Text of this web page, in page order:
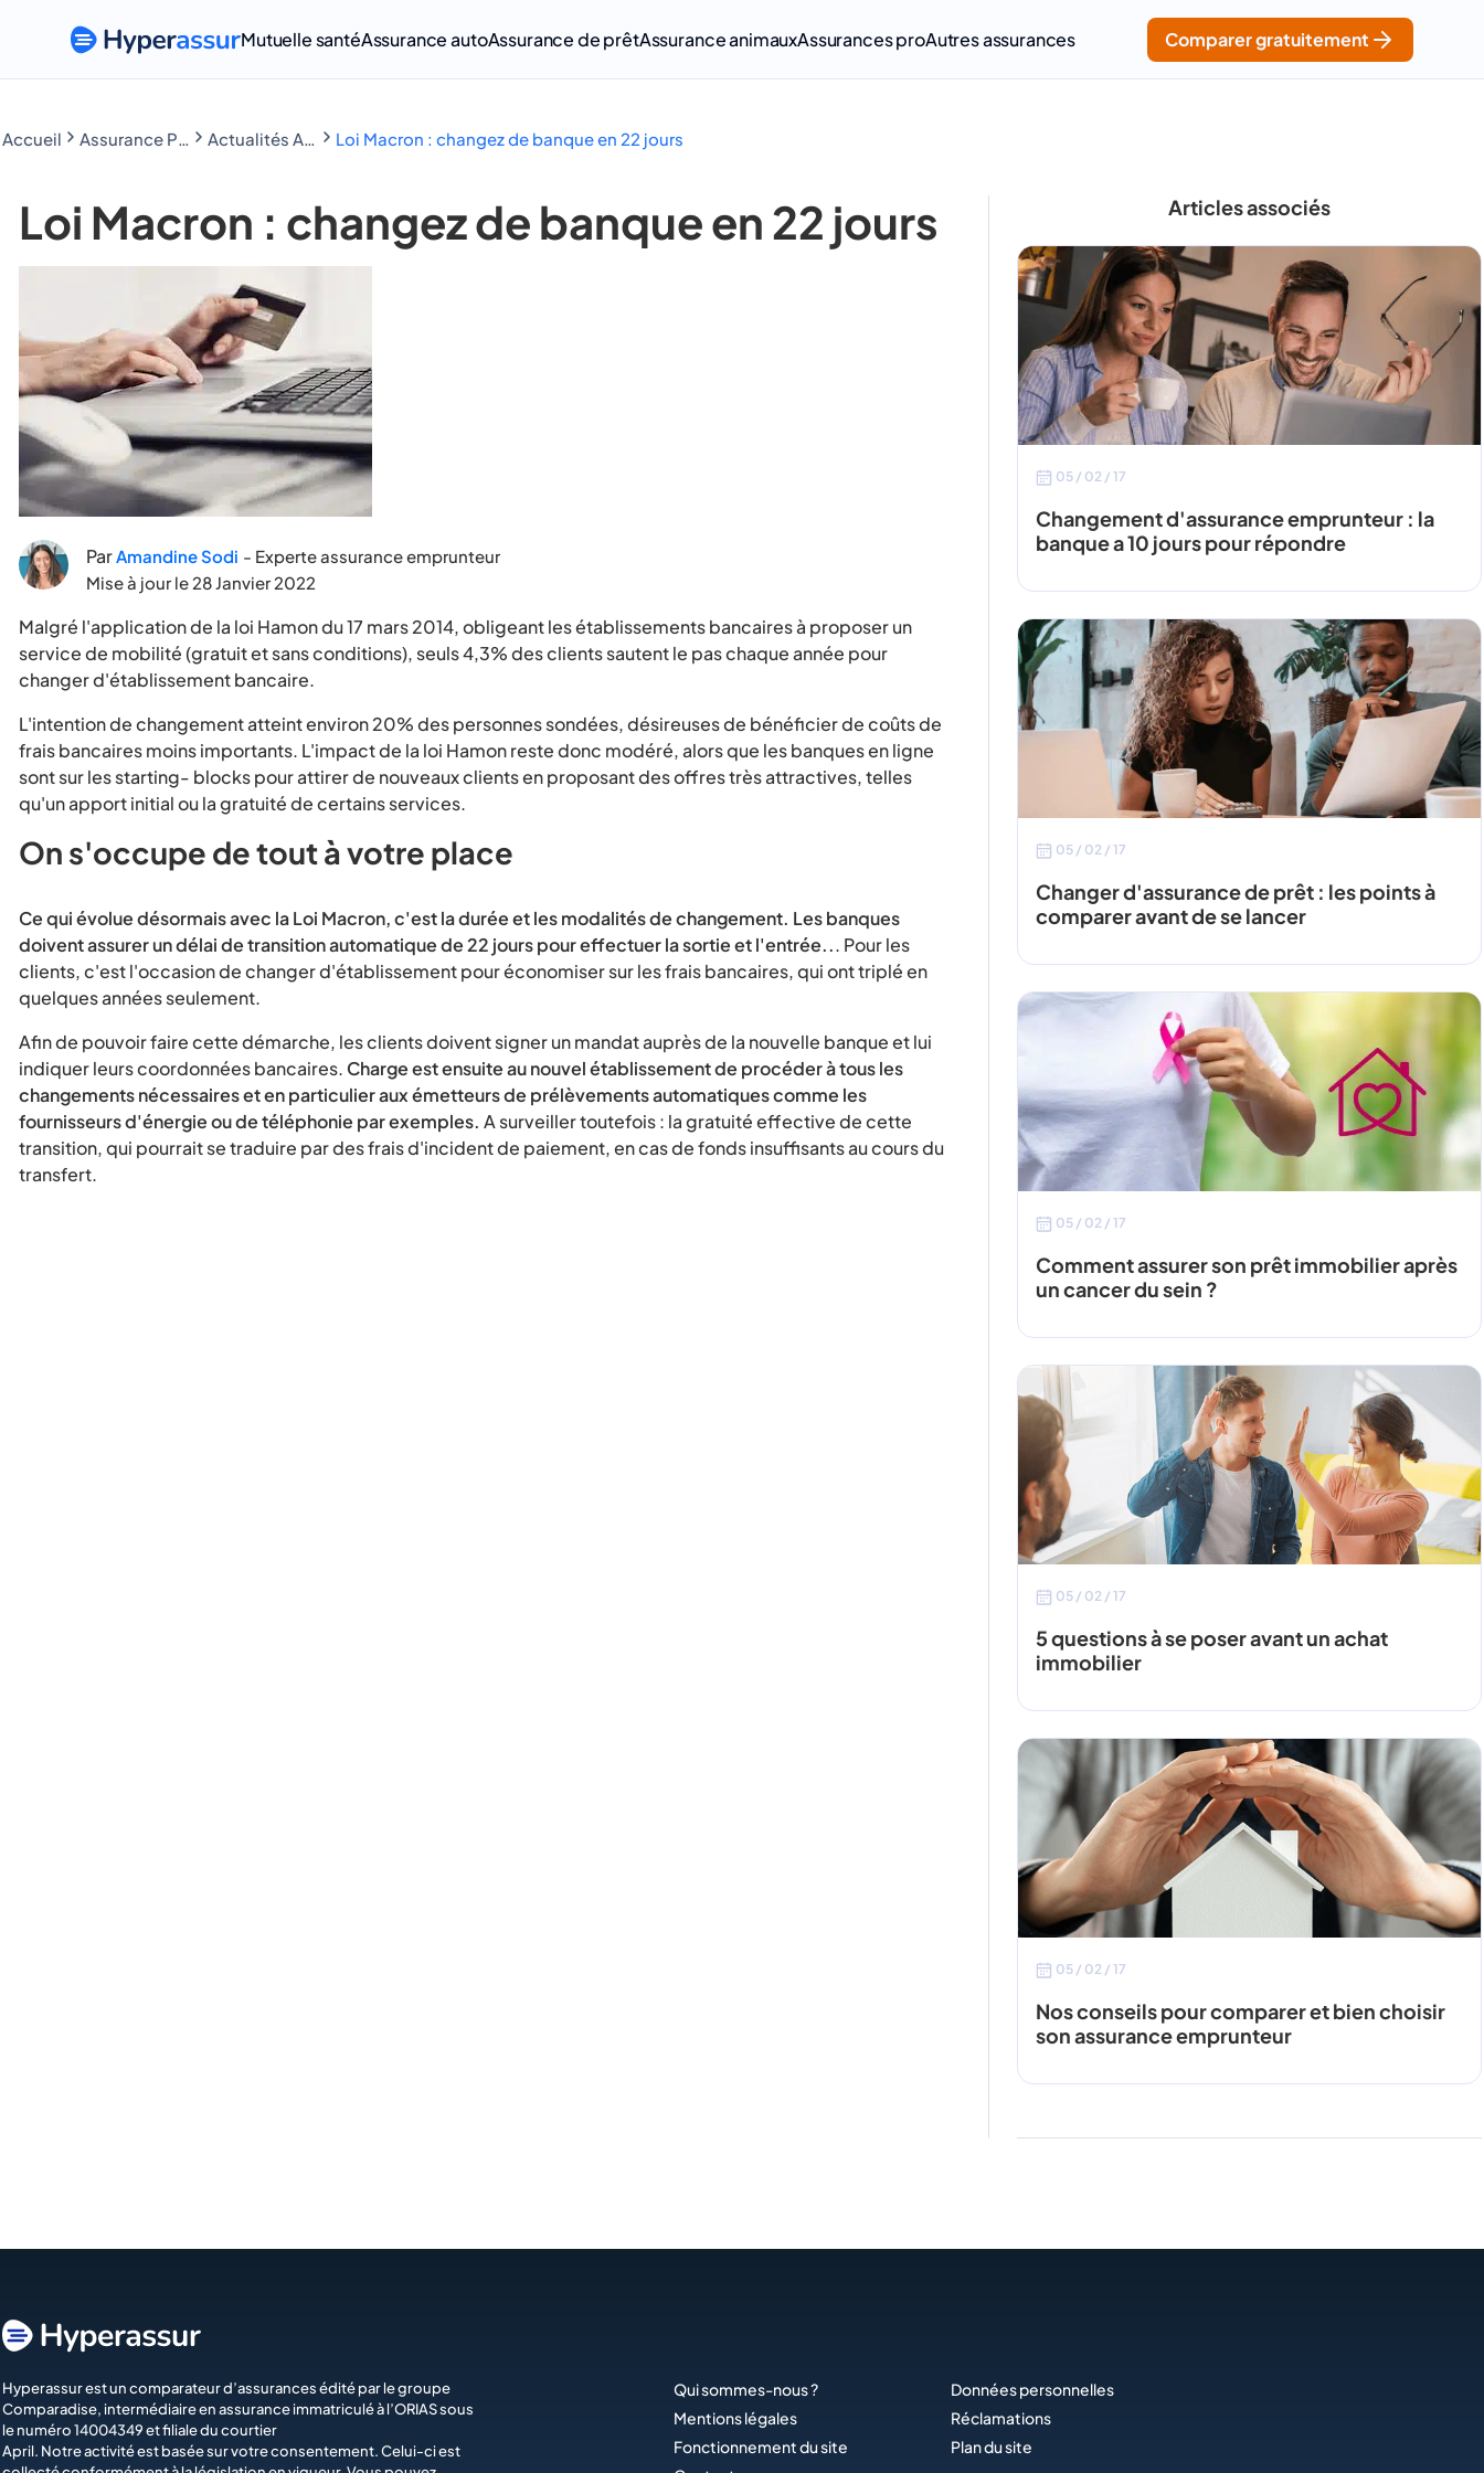
Mutuelle santéAssurance autoAssurance de prêtAssurance animauxAssurances proAutres assurances Comparer gratuitement
Accueil Loi Macron : changez de banque en 22 jours
Loi Macron : changez de banque en 22 jours
Par Amandine Sodi - Experte assurance emprunteur
Mise à jour le28 Janvier 2022
Malgré l'application de la loi Hamon du 17 mars 2014, obligeant les établissements bancaires à proposer un
service de mobilité (gratuit et sans conditions), seuls 4,3% des clients sautent le pas chaque année pour
changer d'établissement bancaire.
L'intention de changement atteint environ 20% des personnes sondées, désireuses de bénéficier de coûts de
frais bancaires moins importants. L'impact de la loi Hamon reste donc modéré, alors que les banques en ligne
sont sur les starting- blocks pour attirer de nouveaux clients en proposant des offres très attractives, telles
qu'un apport initial ou la gratuité de certains services.
On s'occupe de tout à votre place
Ce qui évolue désormais avec la Loi Macron, c'est la durée et les modalités de changement. Les banques
doivent assurer un délai de transition automatique de 22 jours pour effectuer la sortie et l'entrée... Pour les
clients, c'est l'occasion de changer d'établissement pour économiser sur les frais bancaires, qui ont triplé en
quelques années seulement.
Afin de pouvoir faire cette démarche, les clients doivent signer un mandat auprès de la nouvelle banque et lui
indiquer leurs coordonnées bancaires. Charge est ensuite au nouvel établissement de procéder à tous les
changements nécessaires et en particulier aux émetteurs de prélèvements automatiques comme les
fournisseurs d'énergie ou de téléphonie par exemples. A surveiller toutefois : la gratuité effective de cette
transition, qui pourrait se traduire par des frais d'incident de paiement, en cas de fonds insuffisants au cours du
transfert.
Articles associés
05 / 02 / 17
Changement d'assurance emprunteur : la
banque a 10 jours pour répondre
05 / 02 / 17
Changer d'assurance de prêt : les points à
comparer avant de se lancer
05 / 02 / 17
Comment assurer son prêt immobilier après
un cancer du sein ?
05 / 02 / 17
5 questions à se poser avant un achat
immobilier
05 / 02 / 17
Nos conseils pour comparer et bien choisir
son assurance emprunteur
Hyperassur est un comparateur d’assurances édité par le groupe
Comparadise, intermédiaire en assurance immatriculé à l’ORIAS sous
le numéro 14004349 et filiale du courtier
April. Notre activité est basée sur votre consentement. Celui-ci est
Qui sommes-nous ?
Mentions légales
Fonctionnement du site
Données personnelles
Réclamations
Plan du site